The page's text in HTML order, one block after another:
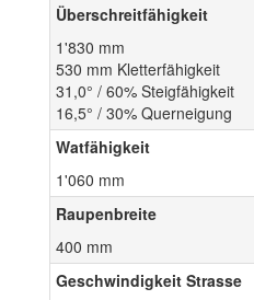
Überschreitfähigkeit
1'830 mm
530 mm Kletterfähigkeit
31,0° / 60% Steigfähigkeit
16,5° / 30% Querneigung
Watfähigkeit
1'060 mm
Raupenbreite
400 mm
Geschwindigkeit Strasse